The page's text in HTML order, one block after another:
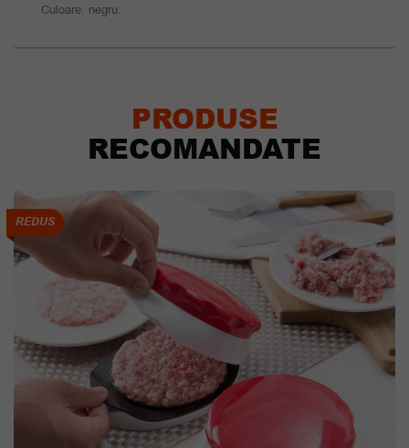
Culoare: negru.
PRODUSE
RECOMANDATE
REDUS